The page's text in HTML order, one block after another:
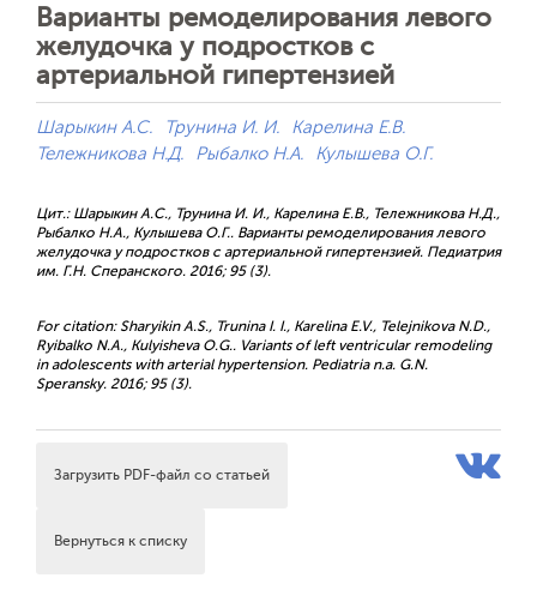
Варианты ремоделирования левого
желудочка у подростков с
артериальной гипертензией
Шарыкин А.С. Трунина И. И.
Карелина Е.В.
Тележникова Н.Д.
Рыбалко Н.А. Кулышева О.Г.
Цит.: Шарыкин А.С., Трунина И. И., Карелина Е.В., Тележникова Н.Д.,
Рыбалко Н.А., Кулышева О.Г.. Варианты ремоделирования левого
желудочка у подростков с артериальной гипертензией. Педиатрия
им. Г.Н. Сперанского. 2016; 95 (3).
For citation: Sharyikin A.S., Trunina I. I., Karelina E.V., Telejnikova N.D.,
Ryibalko N.A., Kulyisheva O.G.. Variants of left ventricular remodeling
in adolescents with arterial hypertension. Pediatria n.a. G.N.
Speransky. 2016; 95 (3).
Загрузить PDF-файл со статьей
Вернуться к списку